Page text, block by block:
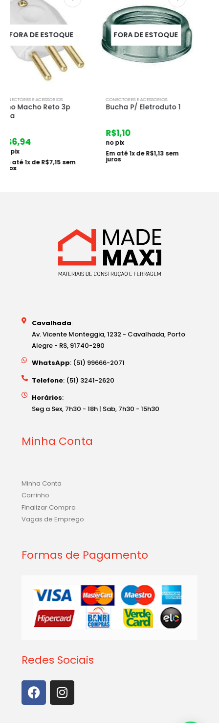
FORA DE ESTOQUE
CONECTORES E ACESSORIOS
Bucha P/ Eletroduto 1
no pix
Em até
juros
CONECTORES E ACESSORIOS
Passador de Fio Aco
R$
no pix
Cavalhada:
Av. Vicente Monteggia, 1232 - Cavalhada, Porto
Alegre - RS, 91740-290
WhatsApp: (51) 99666-2071
Telefone: (51) 3241-2620
Horários:
Seg a Sex, 7h30 - 18h | Sab, 7h30 - 15h30
Minha Conta
Minha Conta
Carrinho
Finalizar Compra
Vagas de Emprego
Formas de Pagamento
Redes Sociais